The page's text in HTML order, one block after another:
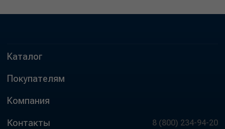
Каталог
Покупателям
Компания
Контакты 8 (800) 234-94-20